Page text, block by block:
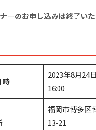
ーのお申し込みは終了いた
時
2023年8月24
16:00
福岡市博多区
13-21